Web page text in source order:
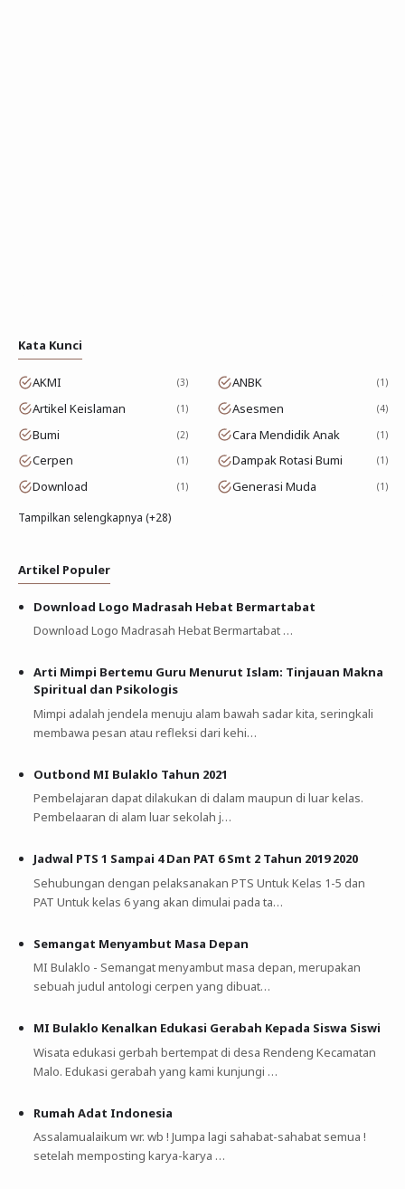
Kata Kunci
AKMI 3 ANBK 1
Artikel Keislaman 1 Asesmen 4
Bumi 2 Cara Mendidik Anak 1
Cerpen 1 Dampak Rotasi Bumi 1
Download 1 Generasi Muda 1
Tampilkan selengkapnya (+28)
Artikel Populer
Download Logo Madrasah Hebat Bermartabat
Download Logo Madrasah Hebat Bermartabat …
Arti Mimpi Bertemu Guru Menurut Islam: Tinjauan Makna
Spiritual dan Psikologis
Mimpi adalah jendela menuju alam bawah sadar kita, seringkali
membawa pesan atau refleksi dari kehi…
Outbond MI Bulaklo Tahun 2021
Pembelajaran dapat dilakukan di dalam maupun di luar kelas.
Pembelaaran di alam luar sekolah j…
Jadwal PTS 1 Sampai 4 Dan PAT 6 Smt 2 Tahun 2019 2020
Sehubungan dengan pelaksanakan PTS Untuk Kelas 1-5 dan
PAT Untuk kelas 6 yang akan dimulai pada ta…
Semangat Menyambut Masa Depan
MI Bulaklo - Semangat menyambut masa depan, merupakan
sebuah judul antologi cerpen yang dibuat…
MI Bulaklo Kenalkan Edukasi Gerabah Kepada Siswa Siswi
Wisata edukasi gerbah bertempat di desa Rendeng Kecamatan
Malo. Edukasi gerabah yang kami kunjungi …
Rumah Adat Indonesia
Assalamualaikum wr. wb ! Jumpa lagi sahabat-sahabat semua !
setelah memposting karya-karya …